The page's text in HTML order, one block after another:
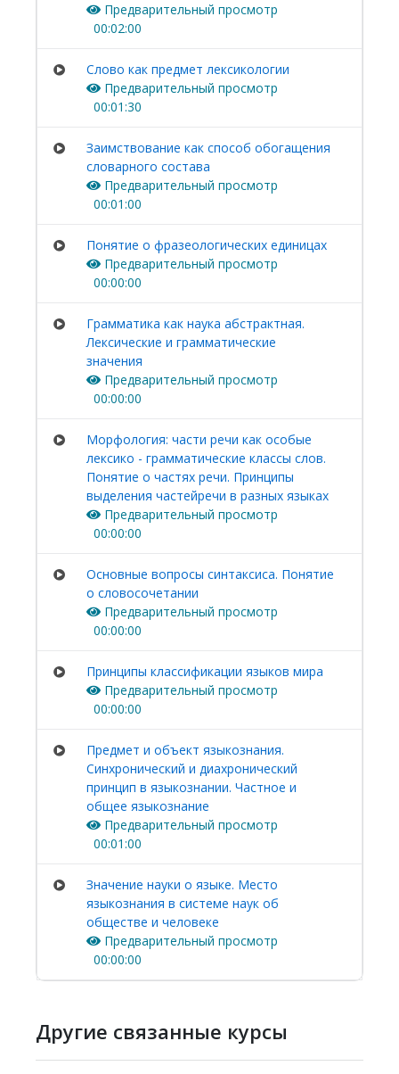
Предварительный просмотр
00:02:00
Слово как предмет лексикологии
Предварительный просмотр
00:01:30
Заимствование как способ обогащения
словарного состава
Предварительный просмотр
00:01:00
Понятие о фразеологических единицах
Предварительный просмотр
00:00:00
Грамматика как наука абстрактная.
Лексические и грамматические
значения
Предварительный просмотр
00:00:00
Морфология: части речи как особые
лексико - грамматические классы слов.
Понятие о частях речи. Принципы
выделения частейречи в разных языках
Предварительный просмотр
00:00:00
Основные вопросы синтаксиса. Понятие
о словосочетании
Предварительный просмотр
00:00:00
Принципы классификации языков мира
Предварительный просмотр
00:00:00
Предмет и объект языкознания.
Синхронический и диахронический
принцип в языкознании. Частное и
общее языкознание
Предварительный просмотр
00:01:00
Значение науки о языке. Место
языкознания в системе наук об
обществе и человеке
Предварительный просмотр
00:00:00
Другие связанные курсы